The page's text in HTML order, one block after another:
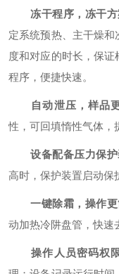
冻干程序，冻干
定系统预热、主干燥
度和对应的时长，保
程序，便捷快速。
自动泄压，样品
性，可回填惰性气体，
设备配备压力保
高时，保护装置启动保
一键除霜，操作
动加热冷阱盘管，快速
操作人员密码权